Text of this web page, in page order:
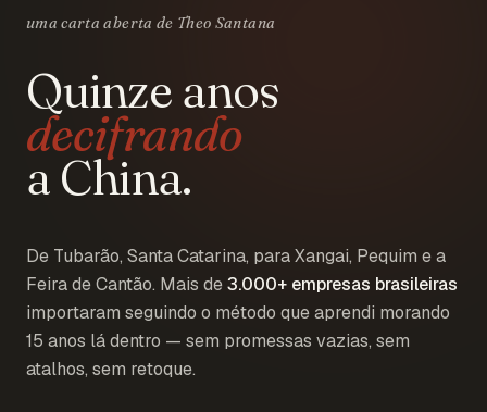
uma carta aberta de Theo Santana
Quinze anos
decifrando
a China.
De Tubarão, Santa Catarina, para Xangai, Pequim e a
Feira de Cantão. Mais de3.000+ empresas brasileiras
importaram seguindo o método que aprendi morando
15 anos lá dentro — sem promessas vazias, sem
atalhos, sem retoque.